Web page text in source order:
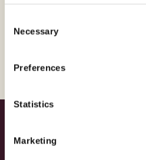
Necessary
Preferences
Statistics
Marketing
ringe på telefon
Landgreven 4